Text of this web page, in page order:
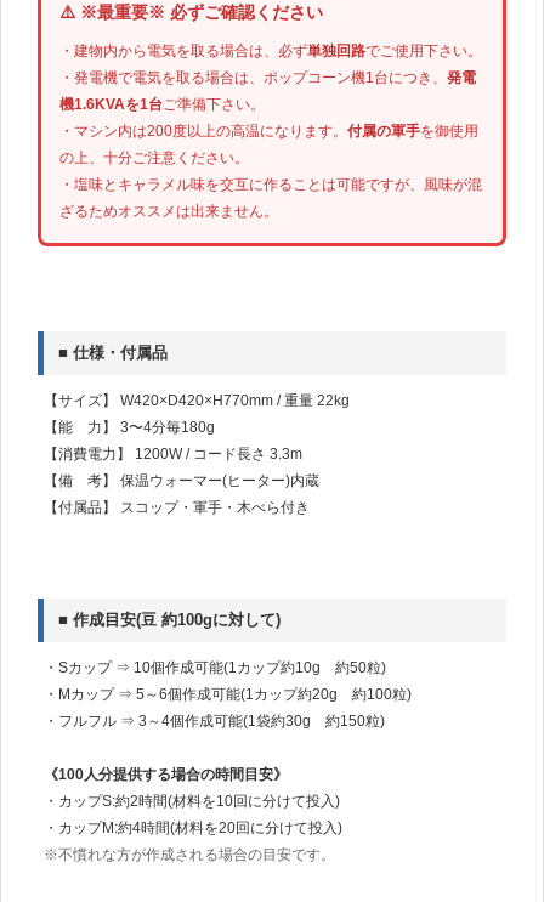
⚠️ ※最重要※ 必ずご確認ください
・建物内から電気を取る場合は、必ず単独回路でご使用下さい。
・発電機で電気を取る場合は、ポップコーン機1台につき、 発電
機1.6KVAを1台 ご準備下さい。
・マシン内は200度以上の高温になります。 付属の軍手を御使用
の上、十分ご注意ください。
・塩味とキャラメル味を交互に作ることは可能ですが、風味が混
ざるためオススメは出来ません。
■ 仕様・付属品
【サイズ】 W420×D420×H770mm / 重量 22kg
【能 力】 3〜4分毎180g
【消費電力】 1200W / コード長さ 3.3m
【備 考】 保温ウォーマー(ヒーター)内蔵
【付属品】 スコップ・軍手・木べら付き
■ 作成目安(豆 約100gに対して)
・Sカップ ⇒ 10個作成可能(1カップ約10g 約50粒)
・Mカップ ⇒ 5～6個作成可能(1カップ約20g 約100粒)
・フルフル ⇒ 3～4個作成可能(1袋約30g 約150粒)
《100人分提供する場合の時間目安》
・カップS:約2時間(材料を10回に分けて投入)
・カップM:約4時間(材料を20回に分けて投入)
※不慣れな方が作成される場合の目安です。